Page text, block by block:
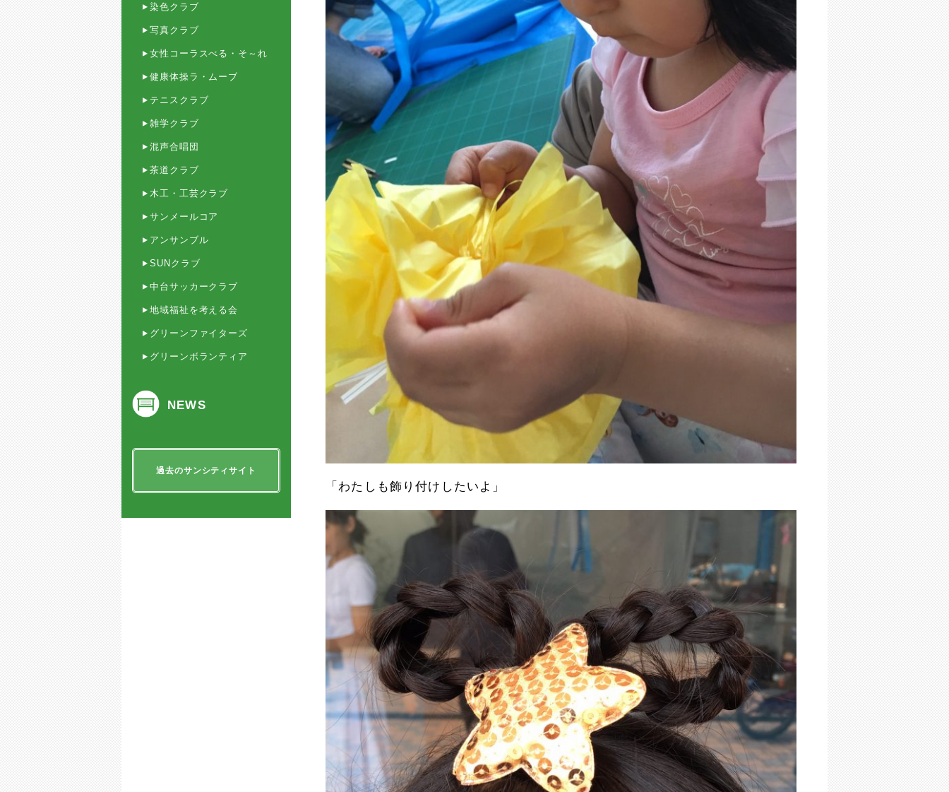
「わたしも飾り付けしたいよ」
染色クラブ
写真クラブ
女性コーラスべる・そ～れ
健康体操ラ・ムーブ
テニスクラブ
雑学クラブ
混声合唱団
茶道クラブ
木工・工芸クラブ
サンメールコア
アンサンブル
SUNクラブ
中台サッカークラブ
地域福祉を考える会
グリーンファイターズ
グリーンボランティア
NEWS
過去のサンシティサイト